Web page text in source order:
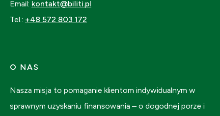
Email: kontakt@biliti.pl
Tel.: +48 572 803 172
O NAS
Nasza misja to pomaganie klientom indywidualnym w
sprawnym uzyskaniu finansowania – o dogodnej porze i